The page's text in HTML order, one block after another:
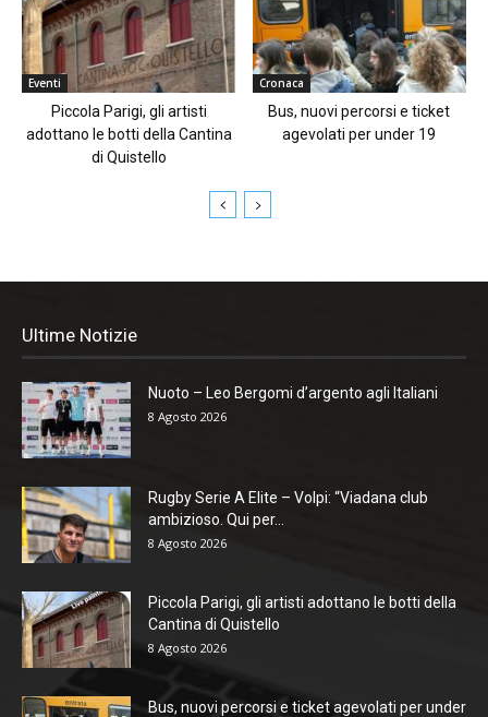
Eventi
Piccola Parigi, gli artisti
adottano le botti della Cantina
di Quistello
Cronaca
Bus, nuovi percorsi e ticket
agevolati per under 19
Ultime Notizie
Nuoto – Leo Bergomi d’argento agli Italiani
8 Agosto 2026
Rugby Serie A Elite – Volpi: “Viadana club
ambizioso. Qui per...
8 Agosto 2026
Piccola Parigi, gli artisti adottano le botti della
Cantina di Quistello
8 Agosto 2026
Bus, nuovi percorsi e ticket agevolati per under